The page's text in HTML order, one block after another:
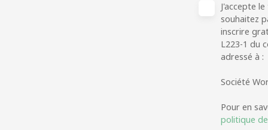
J'accepte
souhaitez
inscrire
L223-1 du
adressé à :
Société
Pour en
politique